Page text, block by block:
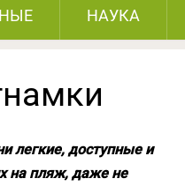
НАУКА
легкие, доступные и
на пляж, даже не